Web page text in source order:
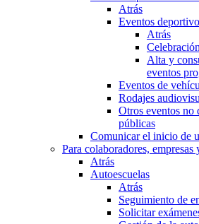
Atrás
Eventos
Atrás
Alta y
eventos
Eventos de
Rodajes
Otros eventos no
públicas
Comunicar el inicio de
Para colaboradores, empresas
Atrás
Autoescuelas
Atrás
Seguimiento de
Solicitar